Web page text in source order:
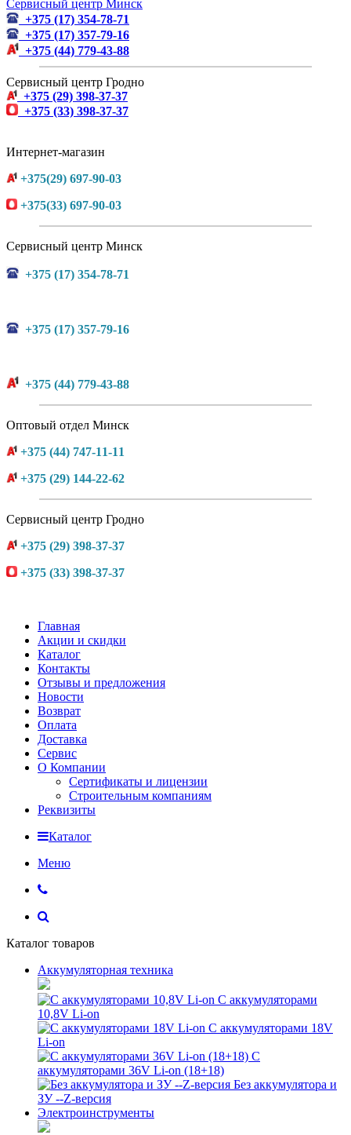
Сервисный центр Минск
+375 (17) 354-78-71
+375 (17) 357-79-16
+375 (44) 779-43-88
Сервисный центр Гродно
+375 (29) 398-37-37
+375 (33) 398-37-37
Интернет-магазин
+375(29) 697-90-03
+375(33) 697-90-03
Сервисный центр Минск
+375 (17) 354-78-71
+375 (17) 357-79-16
+375 (44) 779-43-88
Оптовый отдел Минск
+375 (44) 747-11-11
+375 (29) 144-22-62
Сервисный центр Гродно
+375 (29) 398-37-37
+375 (33) 398-37-37
Главная
Акции и скидки
Каталог
Контакты
Отзывы и предложения
Новости
Возврат
Оплата
Доставка
Сервис
О Компании
Сертификаты и лицензии
Строительным компаниям
Реквизиты
Каталог
Меню
Каталог товаров
Аккумуляторная техника
С аккумуляторами
10,8V Li-on
С аккумуляторами 18V
Li-on
С
аккумуляторами 36V Li-on (18+18)
Без аккумулятора и
ЗУ --Z-версия
Электроинструменты